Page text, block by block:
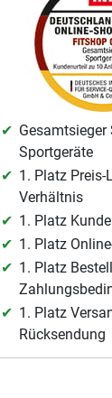
Gesamtsieger
Sportgeräte
1. Platz Preis-
Verhältnis
1. Platz
1. Platz
1. Platz
1. Platz
Rücksendung